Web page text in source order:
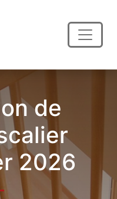
de
2026